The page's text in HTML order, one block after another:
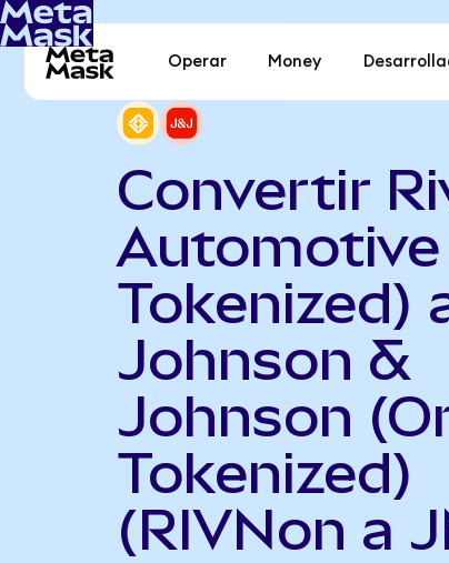
Operar Money
Convertir
Automotive
Tokenized)
Johnson &
Johnson
Tokenized)
(RIVNon a